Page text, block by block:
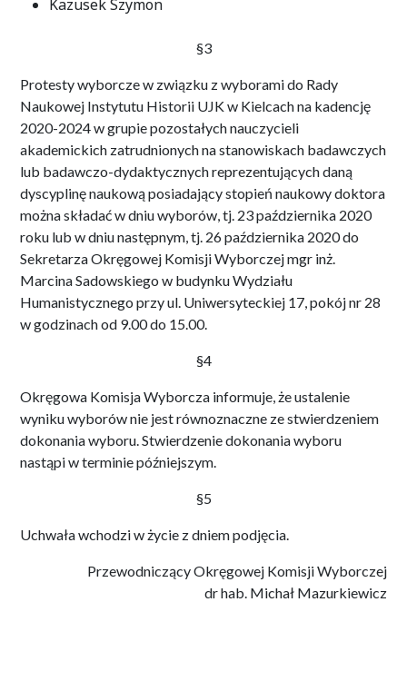
Kazusek Szymon
§3
Protesty wyborcze w związku z wyborami do Rady
Naukowej Instytutu Historii UJK w Kielcach na kadencję
2020-2024 w grupie pozostałych nauczycieli
akademickich zatrudnionych na stanowiskach badawczych
lub badawczo-dydaktycznych reprezentujących daną
dyscyplinę naukową posiadający stopień naukowy doktora
można składać w dniu wyborów, tj. 23 października 2020
roku lub w dniu następnym, tj. 26 października 2020 do
Sekretarza Okręgowej Komisji Wyborczej mgr inż.
Marcina Sadowskiego w budynku Wydziału
Humanistycznego przy ul. Uniwersyteckiej 17, pokój nr 28
w godzinach od 9.00 do 15.00.
§4
Okręgowa Komisja Wyborcza informuje, że ustalenie
wyniku wyborów nie jest równoznaczne ze stwierdzeniem
dokonania wyboru. Stwierdzenie dokonania wyboru
nastąpi w terminie późniejszym.
§5
Uchwała wchodzi w życie z dniem podjęcia.
Przewodniczący Okręgowej Komisji Wyborczej
dr hab. Michał Mazurkiewicz